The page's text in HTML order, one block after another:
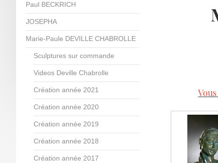
Paul BECKRICH
JOSEPHA
Marie-Paule DEVILLE CHABROLLE
Sculptures sur commande
Videos Deville Chabrolle
Création année 2021
Création année 2020
Création année 2019
Création année 2018
Création année 2017